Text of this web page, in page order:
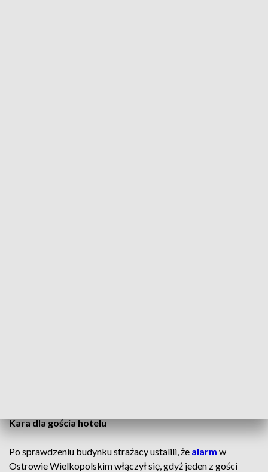
Kara dla gościa hotelu
Po sprawdzeniu budynku strażacy ustalili, że alarm w
Ostrowie Wielkopolskim włączył się, gdyż jeden z gości